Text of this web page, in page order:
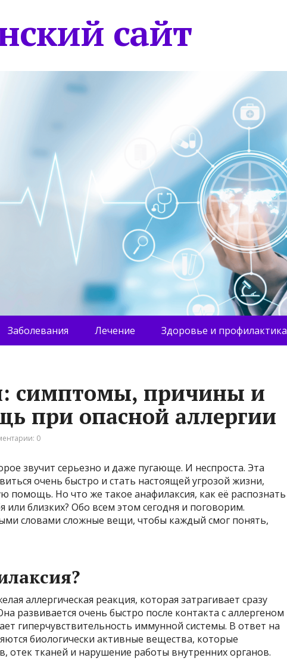
сайт
Заболевания Лечение Здоровье и профилактика
симптомы, причины и
при опасной аллергии
0
звучит серьезно и даже пугающе. И неспроста. Эта
очень быстро и стать настоящей угрозой жизни,
помощь. Но что же такое анафилаксия, как её распознать
или близких? Обо всем этом сегодня и поговорим.
словами сложные вещи, чтобы каждый смог понять,
аллергическая реакция, которая затрагивает сразу
развивается очень быстро после контакта с аллергеном
гиперчувствительность иммунной системы. В ответ на
биологически активные вещества, которые
отек тканей и нарушение работы внутренних органов.